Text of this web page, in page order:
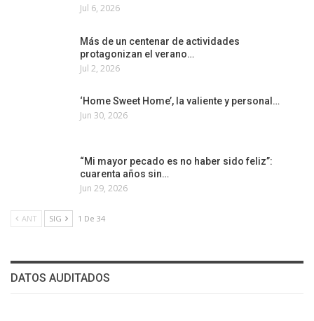
Jul 6, 2026
Más de un centenar de actividades
protagonizan el verano…
Jul 2, 2026
‘Home Sweet Home’, la valiente y personal…
Jun 30, 2026
“Mi mayor pecado es no haber sido feliz”:
cuarenta años sin…
Jun 29, 2026
ANT SIG 1 De 34
DATOS AUDITADOS